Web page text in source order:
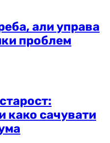
али управа
проблем
како сачувати